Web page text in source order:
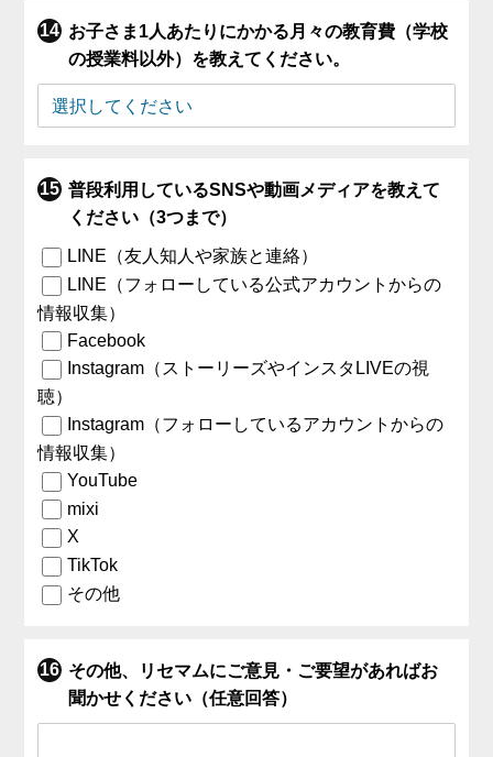
お子さま1人あたりにかかる月々の教育費（学校
の授業料以外）を教えてください。
普段利用しているSNSや動画メディアを教えて
ください（3つまで）
LINE（友人知人や家族と連絡）
LINE（フォローしている公式アカウントからの
情報収集）
Facebook
Instagram（ストーリーズやインスタLIVEの視
聴）
Instagram（フォローしているアカウントからの
情報収集）
YouTube
mixi
X
TikTok
その他
その他、リセマムにご意見・ご要望があればお
聞かせください（任意回答）